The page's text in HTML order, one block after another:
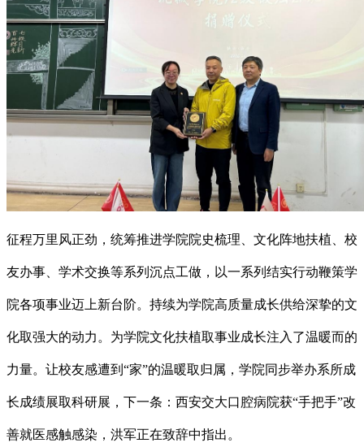
征程万里风正劲，统筹推进学院院史梳理、文化阵地扶植、校
友办事、学术交换等系列沉点工做，以一系列结实行动鞭策学
院各项事业迈上新台阶。持续为学院高质量成长供给深挚的文
化取强大的动力。为学院文化扶植取事业成长注入了温暖而的
力量。让校友感遭到“家”的温暖取归属，学院同步举办系所成
长成绩展取科研展，下一条：西安交大口腔病院获“手把手”改
善就医感触感染，洪军正在致辞中指出。